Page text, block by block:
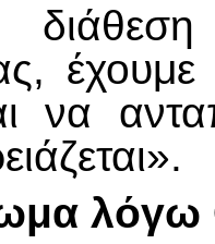
έχουμε
να
λόγω